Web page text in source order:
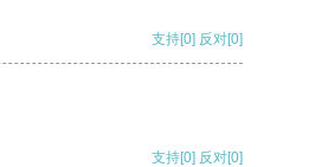
支持[0] 反对[0]
支持[0] 反对[0]